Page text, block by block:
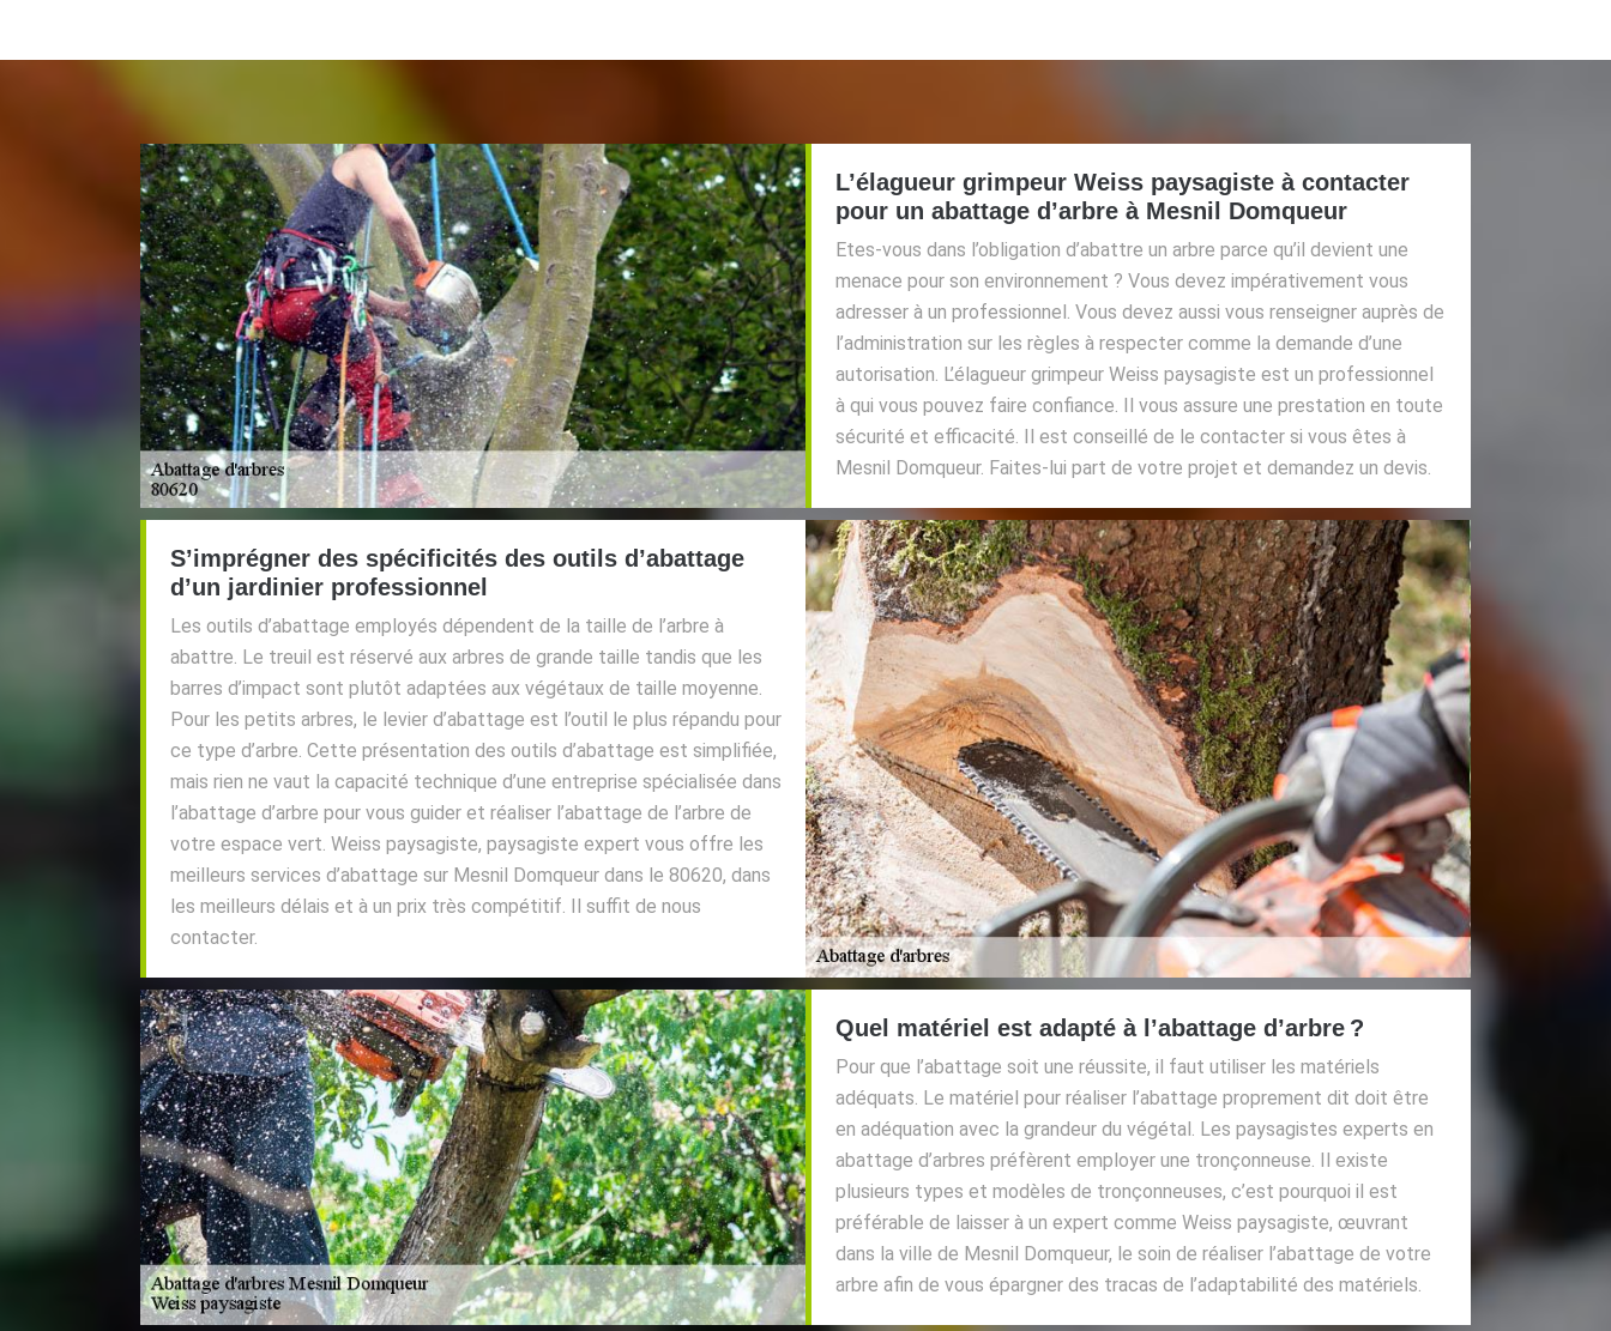
L’élagueur grimpeur Weiss paysagiste à contacter
pour un abattage d’arbre à Mesnil Domqueur
Etes-vous dans l’obligation d’abattre un arbre parce qu’il devient une
menace pour son environnement ? Vous devez impérativement vous
adresser à un professionnel. Vous devez aussi vous renseigner auprès de
l’administration sur les règles à respecter comme la demande d’une
autorisation. L’élagueur grimpeur Weiss paysagiste est un professionnel
à qui vous pouvez faire confiance. Il vous assure une prestation en toute
sécurité et efficacité. Il est conseillé de le contacter si vous êtes à
Mesnil Domqueur. Faites-lui part de votre projet et demandez un devis.
S’imprégner des spécificités des outils d’abattage
d’un jardinier professionnel
Les outils d’abattage employés dépendent de la taille de l’arbre à
abattre. Le treuil est réservé aux arbres de grande taille tandis que les
barres d’impact sont plutôt adaptées aux végétaux de taille moyenne.
Pour les petits arbres, le levier d’abattage est l’outil le plus répandu pour
ce type d’arbre. Cette présentation des outils d’abattage est simplifiée,
mais rien ne vaut la capacité technique d’une entreprise spécialisée dans
l’abattage d’arbre pour vous guider et réaliser l’abattage de l’arbre de
votre espace vert. Weiss paysagiste, paysagiste expert vous offre les
meilleurs services d’abattage sur Mesnil Domqueur dans le 80620, dans
les meilleurs délais et à un prix très compétitif. Il suffit de nous
contacter.
Quel matériel est adapté à l’abattage d’arbre ?
Pour que l’abattage soit une réussite, il faut utiliser les matériels
adéquats. Le matériel pour réaliser l’abattage proprement dit doit être
en adéquation avec la grandeur du végétal. Les paysagistes experts en
abattage d’arbres préfèrent employer une tronçonneuse. Il existe
plusieurs types et modèles de tronçonneuses, c’est pourquoi il est
préférable de laisser à un expert comme Weiss paysagiste, œuvrant
dans la ville de Mesnil Domqueur, le soin de réaliser l’abattage de votre
arbre afin de vous épargner des tracas de l’adaptabilité des matériels.